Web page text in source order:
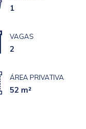
1
VAGAS
2
ÁREA PRIVATIVA
52 m²